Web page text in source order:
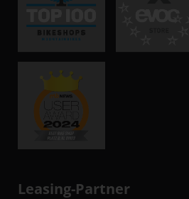
Leasing-Partner